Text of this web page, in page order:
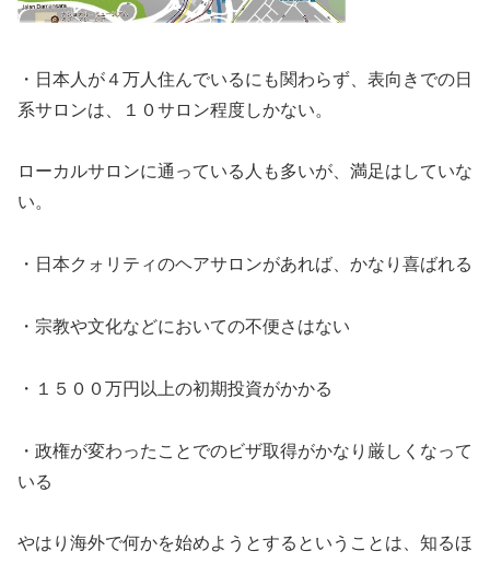
・日本人が４万人住んでいるにも関わらず、表向きでの日
系サロンは、１０サロン程度しかない。
ローカルサロンに通っている人も多いが、満足はしていな
い。
・日本クォリティのヘアサロンがあれば、かなり喜ばれる
・宗教や文化などにおいての不便さはない
・１５００万円以上の初期投資がかかる
・政権が変わったことでのビザ取得がかなり厳しくなって
いる
やはり海外で何かを始めようとするということは、知るほ